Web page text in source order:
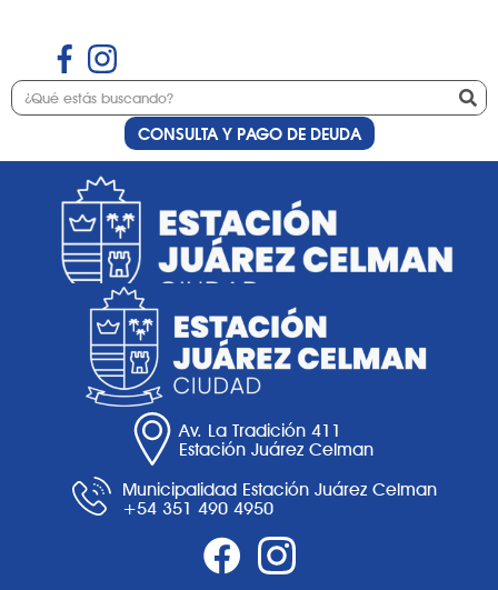
CONSULTA Y PAGO DE DEUDA
Etiqueta:peinados
Av. La Tradición 411
Estación Juárez Celman
Municipalidad Estación Juárez Celman
+54 351 490 4950